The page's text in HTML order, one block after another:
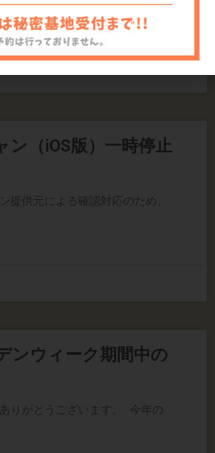
ン（iOS版）一時停止
提供元による確認対応のため、
ンウィーク期間中の
りがとうございます。 今年の